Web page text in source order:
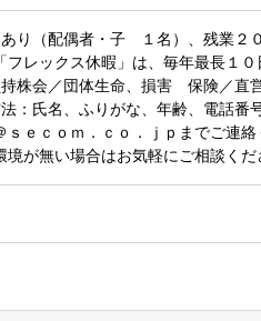
り（配偶者・子 １名）、残業
レックス休暇」は、毎年最長１
株会／団体生命、損害 保険／直
氏名、ふりがな、年齢、電話番
ｅｃｏｍ．ｃｏ．ｊｐまでご連
境が無い場合はお気軽にご相